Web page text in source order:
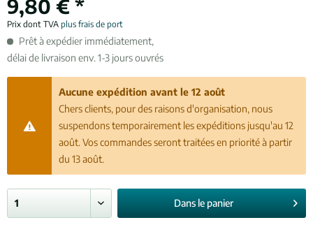
9,80 € *
Prix dont TVA plus frais de port
Prêt à expédier immédiatement,
délai de livraison env. 1-3 jours ouvrés
Aucune expédition avant le 12 août
Chers clients, pour des raisons d'organisation, nous
suspendons temporairement les expéditions jusqu'au 12
août. Vos commandes seront traitées en priorité à partir
du 13 août.
Dans le panier